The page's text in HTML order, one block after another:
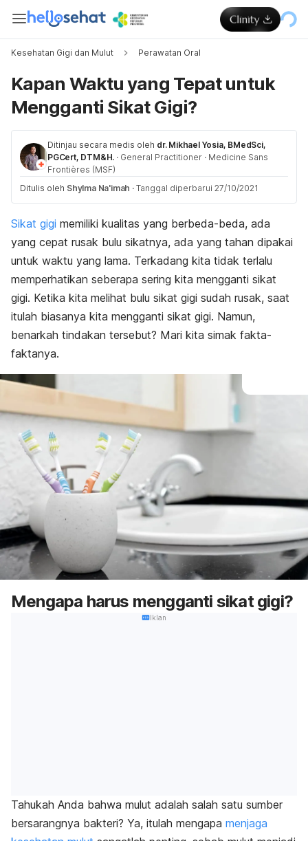
Kesehatan Gigi dan Mulut Perawatan Oral
Kapan Waktu yang Tepat untuk
Mengganti Sikat Gigi?
Ditinjau secara medis oleh dr. Mikhael Yosia, BMedSci,
PGCert, DTM&H. · General Practitioner · Medicine Sans
Frontières (MSF)
Ditulis oleh Shylma Na'imah · Tanggal diperbarui 27/10/2021
Sikat gigi memiliki kualitas yang berbeda-beda, ada
yang cepat rusak bulu sikatnya, ada yang tahan dipakai
untuk waktu yang lama. Terkadang kita tidak terlalu
memperhatikan seberapa sering kita mengganti sikat
gigi. Ketika kita melihat bulu sikat gigi sudah rusak, saat
itulah biasanya kita mengganti sikat gigi. Namun,
benarkah tindakan tersebut? Mari kita simak fakta-
faktanya.
Mengapa harus mengganti sikat gigi?
Iklan
Tahukah Anda bahwa mulut adalah salah satu sumber
bersarangnya bakteri? Ya, itulah mengapa menjaga